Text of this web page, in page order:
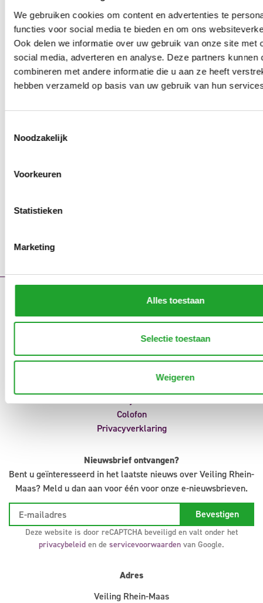
We gebruiken cookies om content en advertenties te
functies voor social media te bieden en om ons
Ook delen we informatie over uw gebruik van onze site met
social media, adverteren en analyse. Deze partners kunnen
combineren met andere informatie die u aan ze heeft
hebben verzameld op basis van uw gebruik van hun
Noodzakelijk
Voorkeuren
Statistieken
Marketing
Alles toestaan
Selectie toestaan
Weigeren
Storingsmeldingen
Aanvoermeldingen
Klokvoorverkoop
Veilingreglement
Colofon
Privacyverklaring
Nieuwsbrief ontvangen?
Bent u geïnteresseerd in het laatste nieuws over Veiling Rhein-
Maas? Meld u dan aan voor één voor onze e-nieuwsbrieven.
Deze website is door reCAPTCHA beveiligd en valt onder het
privacybeleid en de servicevoorwaarden van Google.
Adres
Veiling Rhein-Maas